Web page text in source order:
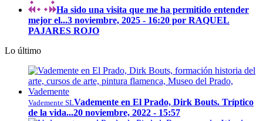
Ha sido una visita que me ha permitido entender
mejor el...3 noviembre, 2025 - 16:20 por RAQUEL
PAJARES ROJO
Lo último
Vademente SLVademente en El Prado, Dirk Bouts. Tríptico
de la vida...20 noviembre, 2022 - 15:57